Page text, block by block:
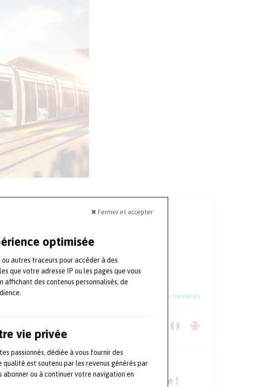
✖ Fermer et accepter
optimisée
autres traceurs pour accéder à des
que votre adresse IP ou les pages que vous
des contenus personnalisés, de
vie privée
passionnés, dédiée à vous fournir des
est soutenu par les revenus générés par
abonner ou à continuer votre navigation en
lors
LA REVUE
Numéro 164
Avril - Mai - Juin
S'ABONNER
Voir les anciens numéros
NEWSLETTER
Ne ratez aucune actualité !